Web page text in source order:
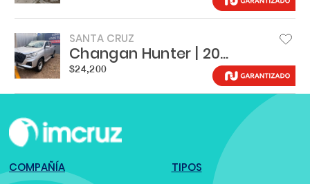
SANTA CRUZ
Changan Hunter | 2025
$24,200
COMPAÑÍA TIPOS